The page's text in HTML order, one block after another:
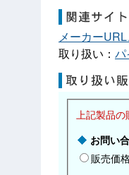
メーカー
取り扱い： パ
上記製品
お問い
販売価